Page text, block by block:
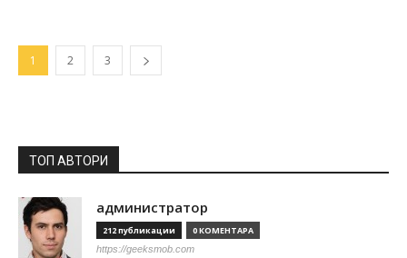
1 2 3
ТОП АВТОРИ
администратор
212 публикации 0 КОМЕНТАРА
https://geeksmob.com